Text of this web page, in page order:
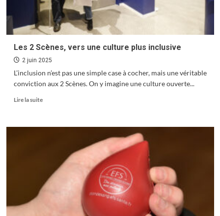
6
Culture : save the date
Sensationnelles Grandes Heures Nature
Les 2 Scènes, vers une culture plus inclusive
2 juin 2025
L’inclusion n’est pas une simple case à cocher, mais une véritable
conviction aux 2 Scènes. On y imagine une culture ouverte...
Lire la suiteEn
sur
une
culture
plus